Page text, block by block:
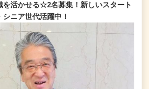
を活かせる☆2名募集！新しいスタート
ニア世代活躍中！